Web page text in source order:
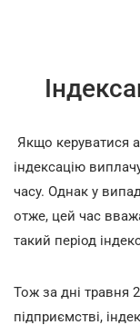
Якщо керуватися
індексацію
часу. Однак у
отже, цей час
такий період
Тож за дні травня
підприємстві,